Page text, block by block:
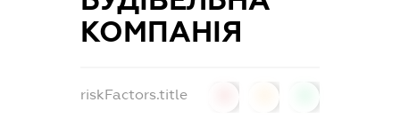
КОМПАНІЯ
riskFactors.title